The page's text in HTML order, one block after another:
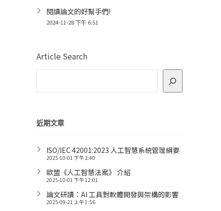
閱讀論文的好幫手們!
2024-11-28 下午 6:51
Article Search
近期文章
ISO/IEC 42001:2023 人工智慧系統管理綱要
2025-10-01 下午 2:40
歐盟《人工智慧法案》 介紹
2025-10-01 下午 12:01
論文研讀：AI 工具對軟體開發與架構的影響
2025-09-21 上午 1:56